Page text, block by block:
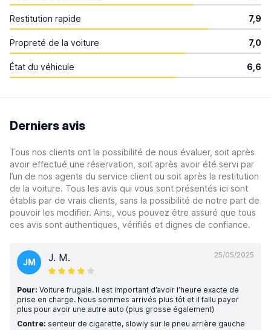
Restitution rapide 7,9
Propreté de la voiture 7,0
État du véhicule 6,6
Derniers avis
Tous nos clients ont la possibilité de nous évaluer, soit après
avoir effectué une réservation, soit après avoir été servi par
l’un de nos agents du service client ou soit après la restitution
de la voiture. Tous les avis qui vous sont présentés ici sont
établis par de vrais clients, sans la possibilité de notre part de
pouvoir les modifier. Ainsi, vous pouvez être assuré que tous
ces avis sont authentiques, vérifiés et dignes de confiance.
25/05/2025
JM J. M.
Pour: Voiture frugale. Il est important d’avoir l’heure exacte de
prise en charge. Nous sommes arrivés plus tôt et il fallu payer
plus pour avoir une autre auto (plus grosse également)
Contre: senteur de cigarette, slowly sur le pneu arrière gauche